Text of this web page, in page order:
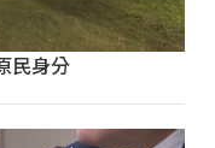
民身分